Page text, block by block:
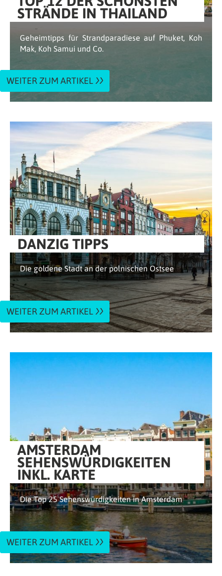
STRÄNDE IN THAILAND
Geheimtipps für Strandparadiese auf Phuket, Koh
Mak, Koh Samui und Co.
WEITER ZUM ARTIKEL
DANZIG TIPPS
Die goldene Stadt an der polnischen Ostsee
WEITER ZUM ARTIKEL
AMSTERDAM
SEHENSWÜRDIGKEITEN
INKL. KARTE
Die Top 25 Sehenswürdigkeiten in Amsterdam
WEITER ZUM ARTIKEL